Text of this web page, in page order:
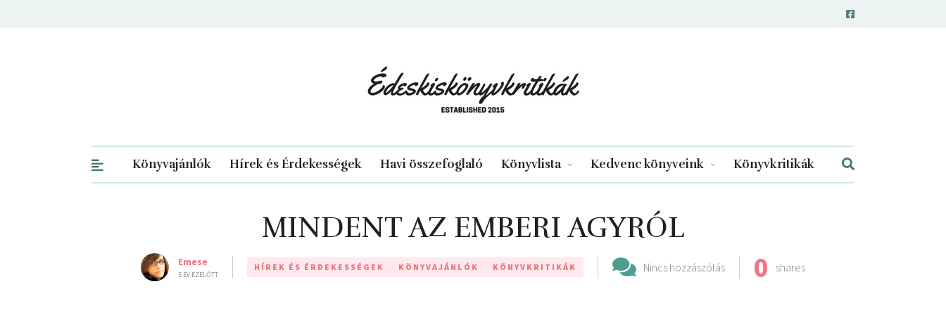
Könyvajánlók Hírek és Érdekességek Havi összefoglaló Könyvlista Kedvenc könyveink Könyvkritikák
MINDENT AZ EMBERI AGYRÓL
Emese
5 ÉV EZELŐTT
HÍREK ÉS ÉRDEKESSÉGEK KÖNYVAJÁNLÓK KÖNYVKRITIKÁK Nincs hozzászólás 0 shares